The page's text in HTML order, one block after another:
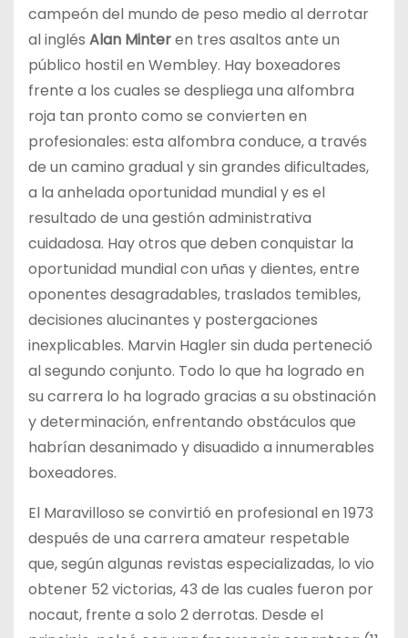
campeón del mundo de peso medio al derrotar
al inglés Alan Minteren tres asaltos ante un
público hostil en Wembley. Hay boxeadores
frente a los cuales se despliega una alfombra
roja tan pronto como se convierten en
profesionales: esta alfombra conduce, a través
de un camino gradual y sin grandes dificultades,
a la anhelada oportunidad mundial y es el
resultado de una gestión administrativa
cuidadosa. Hay otros que deben conquistar la
oportunidad mundial con uñas y dientes, entre
oponentes desagradables, traslados temibles,
decisiones alucinantes y postergaciones
inexplicables. Marvin Hagler sin duda perteneció
al segundo conjunto. Todo lo que ha logrado en
su carrera lo ha logrado gracias a su obstinación
y determinación, enfrentando obstáculos que
habrían desanimado y disuadido a innumerables
boxeadores.
El Maravilloso se convirtió en profesional en 1973
después de una carrera amateur respetable
que, según algunas revistas especializadas, lo vio
obtener 52 victorias, 43 de las cuales fueron por
nocaut, frente a solo 2 derrotas. Desde el